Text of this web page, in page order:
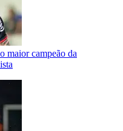
maior campeão da